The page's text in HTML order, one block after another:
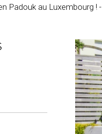
Padouk au Luxembourg ! -